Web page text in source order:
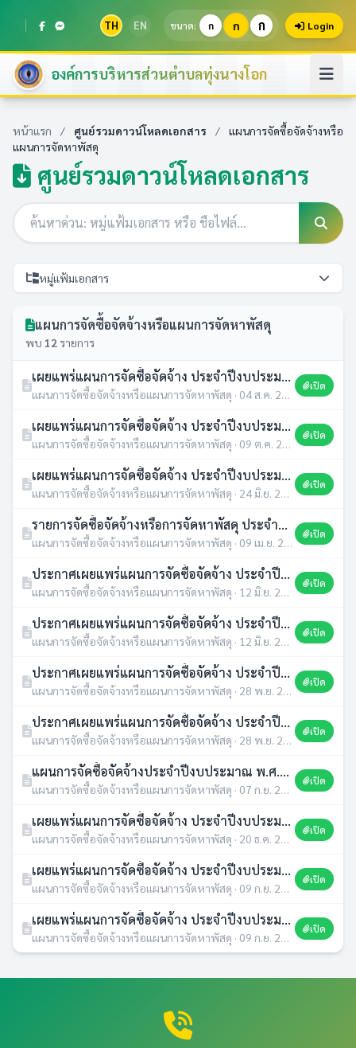
TH EN ขนาด: ก ก ก Login
องค์การบริหารส่วนตำบลทุ่งนางโอก
หน้าแรก / ศูนย์รวมดาวน์โหลดเอกสาร /
แผนการจัดซื้อจัดจ้างหรือ
แผนการจัดหาพัสดุ
ศูนย์รวมดาวน์โหลดเอกสาร
หมู่แฟ้มเอกสาร
แผนการจัดซื้อจัดจ้างหรือแผนการจัดหาพัสดุ
พบ 12 รายการ
เผยแพร่แผนการจัดซื้อจัดจ้าง ประจำปีงบประมาณ พ.ศ.2568
แผนการจัดซื้อจัดจ้างหรือแผนการจัดหาพัสดุ · 04 ส.ค. 2568 · 265 ดาวน์โหลด
เปิด
เผยแพร่แผนการจัดซื้อจัดจ้าง ประจำปีงบประมาณ พ.ศ.2568
แผนการจัดซื้อจัดจ้างหรือแผนการจัดหาพัสดุ · 09 ต.ค. 2567 · 384 ดาวน์โหลด
เปิด
เผยแพร่แผนการจัดซื้อจัดจ้าง ประจำปีงบประมาณ พ.ศ.2567 (เงินสะสม)
แผนการจัดซื้อจัดจ้างหรือแผนการจัดหาพัสดุ · 24 มิ.ย. 2567 · 475 ดาวน์โหลด
เปิด
รายการจัดซื้อจัดจ้างหรือการจัดหาพัสดุ ประจำปี พ.ศ.2567
แผนการจัดซื้อจัดจ้างหรือแผนการจัดหาพัสดุ · 09 เม.ย. 2567 · 575 ดาวน์โหลด
เปิด
ประกาศเผยแพร่แผนการจัดซื้อจัดจ้าง ประจำปีงบประมาณ พ.ศ.2566 (ก่อสร้างถนน คสล.จากหน้าองค์การบริหารส่วนตำบลทุ่งนางโอก นานายชาตรี แก้วทอง หมู่ที่ 3 บ้านทุ่งนางโอก ตำบลทุ่งนางโอก)
แผนการจัดซื้อจัดจ้างหรือแผนการจัดหาพัสดุ · 12 มิ.ย. 2566 · 640 ดาวน์โหลด
เปิด
ประกาศเผยแพร่แผนการจัดซื้อจัดจ้าง ประจำปีงบประมาณ พ.ศ.2566 (ก่อสร้างถนน คสล.เส้นป่าช้าบ้านหนองเป้า บ้านโนนโพธิ์ หมู่ที่ 4 ตำบลทุ่งนางโอก
แผนการจัดซื้อจัดจ้างหรือแผนการจัดหาพัสดุ · 12 มิ.ย. 2566 · 538 ดาวน์โหลด
เปิด
ประกาศเผยแพร่แผนการจัดซื้อจัดจ้าง ประจำปีงบประมาณ พ.ศ.2566 โครงการก่อสร้างถนนคอนกรีตเสริมเหล็ก รหัสทางหลวงท้องถิ่น ยส.ถ.1-0148 สายบ้านทุ่งนางโอก - บ้านโนนค้อ
แผนการจัดซื้อจัดจ้างหรือแผนการจัดหาพัสดุ · 28 พ.ย. 2565 · 451 ดาวน์โหลด
เปิด
ประกาศเผยแพร่แผนการจัดซื้อจัดจ้าง ประจำปีงบประมาณ พ.ศ.2566(ก่อสร้างถนน คสล.บ.หนองตอ(จากแยก บ.หนองตอ-วัดป่าหนองสิม)ม.6
แผนการจัดซื้อจัดจ้างหรือแผนการจัดหาพัสดุ · 28 พ.ย. 2565 · 479 ดาวน์โหลด
เปิด
แผนการจัดซื้อจัดจ้างประจำปีงบประมาณ พ.ศ.2565
แผนการจัดซื้อจัดจ้างหรือแผนการจัดหาพัสดุ · 07 ก.ย. 2565 · 480 ดาวน์โหลด
เปิด
เผยแพร่แผนการจัดซื้อจัดจ้าง ประจำปีงบประมาณ พ.ศ. 2565
แผนการจัดซื้อจัดจ้างหรือแผนการจัดหาพัสดุ · 20 ธ.ค. 2564 · 436 ดาวน์โหลด
เปิด
เผยแพร่แผนการจัดซื้อจัดจ้าง ประจำปีงบประมาณ พ.ศ. 2565
แผนการจัดซื้อจัดจ้างหรือแผนการจัดหาพัสดุ · 09 ก.ย. 2564 · 458 ดาวน์โหลด
เปิด
เผยแพร่แผนการจัดซื้อจัดจ้าง ประจำปีงบประมาณ พ.ศ. 2564
แผนการจัดซื้อจัดจ้างหรือแผนการจัดหาพัสดุ · 09 ก.ย. 2564 · 419 ดาวน์โหลด
เปิด